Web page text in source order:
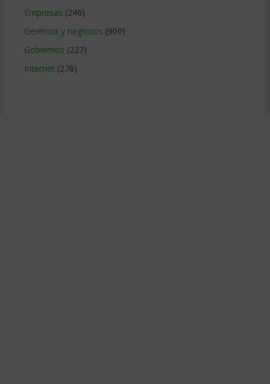
Empresas (246)
Gerencia y negocios (900)
Gobiernos (227)
Internet (276)